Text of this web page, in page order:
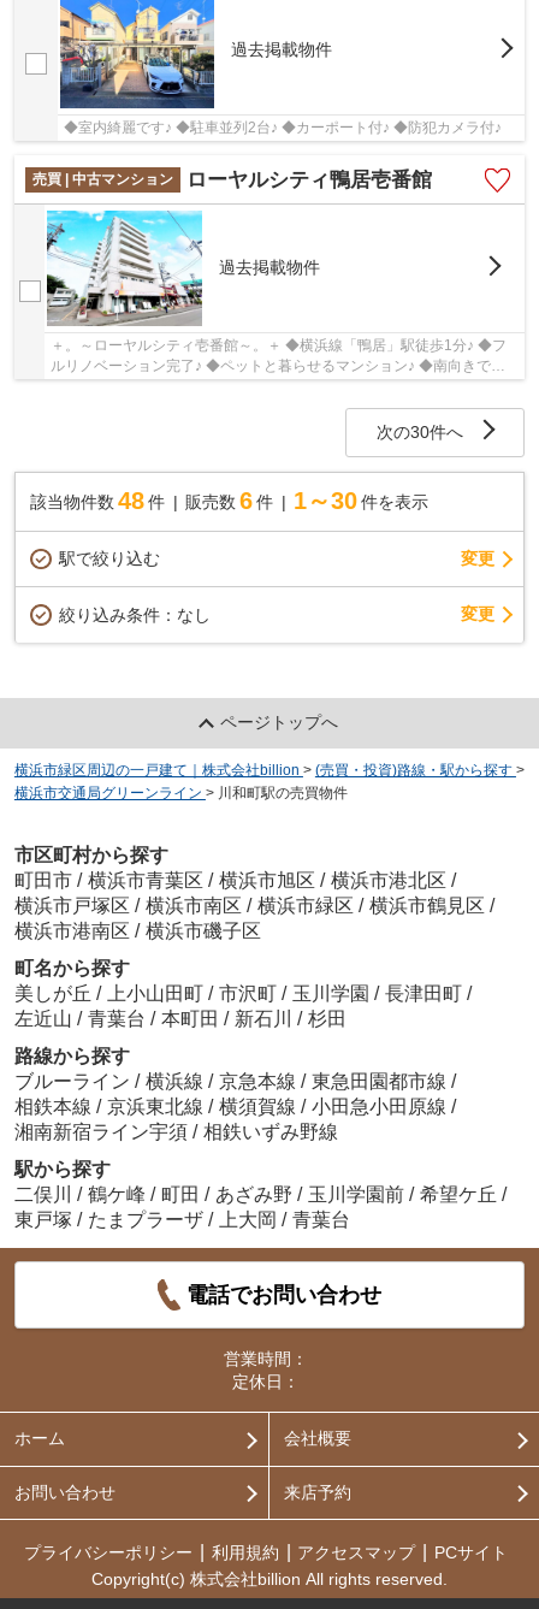
過去掲載物件
◆室内綺麗です♪ ◆駐車並列2台♪ ◆カーポート付♪ ◆防犯カメラ付♪
売買 | 中古マンション ローヤルシティ鴨居壱番館
過去掲載物件
＋。～ローヤルシティ壱番館～。＋ ◆横浜線「鴨居」駅徒歩1分♪ ◆フ
ルリノベーション完了♪ ◆ペットと暮らせるマンション♪ ◆南向きで、
次の30件へ
該当物件数 48件 販売数 6 件 1～30 件を表示
駅で絞り込む 変更
絞り込み条件： なし 変更
ページトップへ
横浜市緑区周辺の一戸建て｜株式会社billion > (売買・投資)路線・駅から探す >
横浜市交通局グリーンライン > 川和町駅の売買物件
市区町村から探す
町田市 / 横浜市青葉区 / 横浜市旭区 / 横浜市港北区 /
横浜市戸塚区 / 横浜市南区 / 横浜市緑区 / 横浜市鶴見区 /
横浜市港南区 / 横浜市磯子区
町名から探す
美しが丘 / 上小山田町 / 市沢町 / 玉川学園 / 長津田町 /
左近山 / 青葉台 / 本町田 / 新石川 / 杉田
路線から探す
ブルーライン / 横浜線 / 京急本線 / 東急田園都市線 /
相鉄本線 / 京浜東北線 / 横須賀線 / 小田急小田原線 /
湘南新宿ライン宇須 / 相鉄いずみ野線
駅から探す
二俣川
/ 鶴ケ峰 / 町田 / あざみ野 / 玉川学園前 / 希望ケ丘 /
東戸塚 / たまプラーザ / 上大岡 / 青葉台
電話でお問い合わせ
営業時間：
定休日：
ホーム 会社概要
お問い合わせ 来店予約
プライバシーポリシー 利用規約 アクセスマップ
PCサイト
Copyright(c) 株式会社billion All rights reserved.